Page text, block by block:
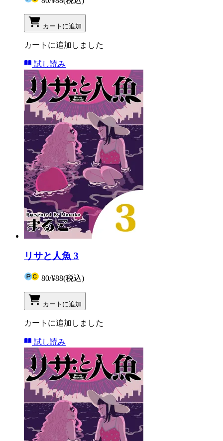
カートに追加
カートに追加しました
試し読み
リサと人魚 3
80/¥88(税込)
カートに追加
カートに追加しました
試し読み